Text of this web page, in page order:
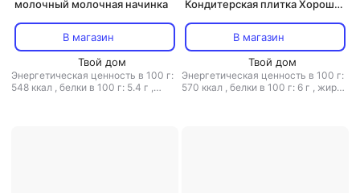
молочный молочная начинка
В магазин
Твой дом
Энергетическая ценность в 100 г:
548 ккал , белки в 100 г: 5.4 г ,
Кондитерская плитка Хорошая
В магазин
Твой дом
Энергетическая ценность в 100 г:
570 ккал , белки в 100 г: 6 г , жиры